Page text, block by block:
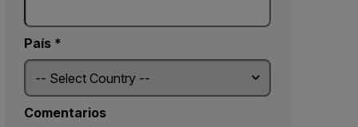
País *
Comentarios